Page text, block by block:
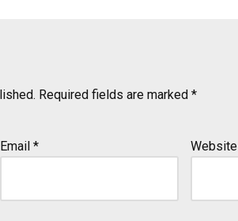
Required fields are marked *
Email * Website